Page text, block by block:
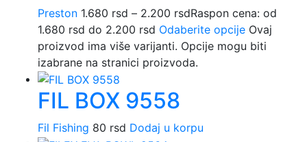
Preston 1.680 rsd – 2.200 rsdRaspon cena: od
1.680 rsd do 2.200 rsd Odaberite opcije Ovaj
proizvod ima više varijanti. Opcije mogu biti
izabrane na stranici proizvoda.
FIL BOX 9558
Fil Fishing 80 rsd Dodaj u korpu